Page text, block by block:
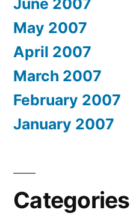
May 2007
April 2007
March 2007
February 2007
January 2007
Categories